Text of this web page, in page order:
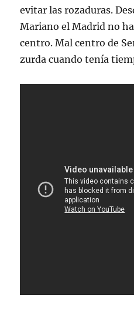
evitar las rozaduras.
Mariano el Madrid no
centro. Mal centro de
zurda cuando tenía